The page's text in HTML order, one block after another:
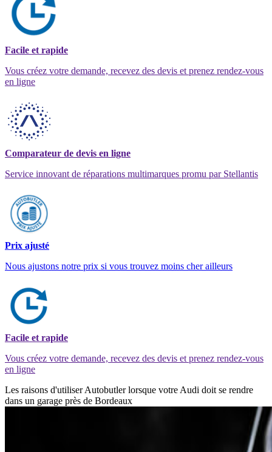
Facile et rapide
Vous créez votre demande, recevez des devis et prenez rendez-vous
en ligne
Comparateur de devis en ligne
Service innovant de réparations multimarques promu par Stellantis
Prix ajusté
Nous ajustons notre prix si vous trouvez moins cher ailleurs
Facile et rapide
Vous créez votre demande, recevez des devis et prenez rendez-vous
en ligne
Les raisons d'utiliser Autobutler lorsque votre Audi doit se rendre
dans un garage près de Bordeaux